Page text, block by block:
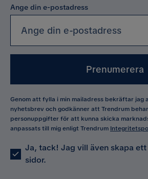
Ange din e-postadress
Prenumerera
Genom att fylla i min mailadress bekräftar jag
nyhetsbrev och godkänner att Trendrum
personuppgifter för att kunna skicka
anpassats till mig enligt Trendrum
Ja, tack! Jag vill även skapa
sidor.